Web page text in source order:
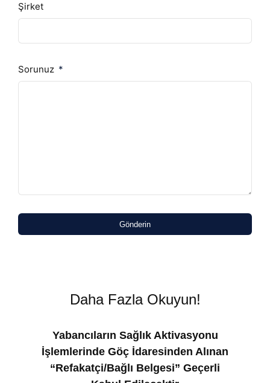
Şirket
Sorunuz
Gönderin
Daha Fazla Okuyun!
Yabancıların Sağlık Aktivasyonu
İşlemlerinde Göç İdaresinden Alınan
“Refakatçi/Bağlı Belgesi” Geçerli